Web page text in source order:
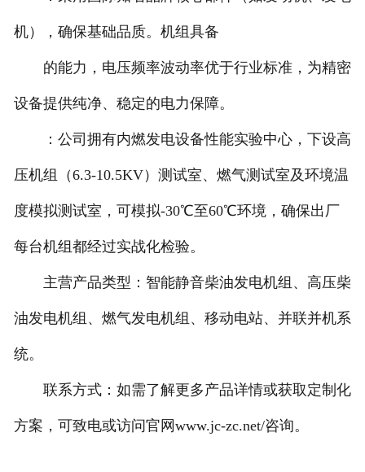
机），确保基础品质。机组具备
的能力，电压频率波动率优于行业标准，为精密
设备提供纯净、稳定的电力保障。
：公司拥有内燃发电设备性能实验中心，下设高
压机组（6.3-10.5KV）测试室、燃气测试室及环境温
度模拟测试室，可模拟-30℃至60℃环境，确保出厂
每台机组都经过实战化检验。
主营产品类型：智能静音柴油发电机组、高压柴
油发电机组、燃气发电机组、移动电站、并联并机系
统。
联系方式：如需了解更多产品详情或获取定制化
方案，可致电或访问官网www.jc-zc.net/咨询。